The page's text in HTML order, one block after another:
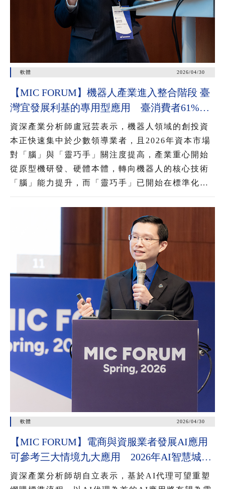
軟體 2026/04/30
【MIC FORUM】機器人產業進入整合階段 臺
灣宜發展利基的專用型應用 臺消費者61%看
好AI眼鏡潛力 54%對無顯示AI眼鏡有興趣
資深產業分析師盧冠芸表示，機器人領域的創投資
本正快速集中於少數領導業者，且2026年資本市場
對「腦」與「靈巧手」關注度提高，產業重心開始
從原型機研發、硬體本體，轉向機器人的核心技術
「腦」能力提升，而「靈巧手」已開始在標準化工
軟體 2026/04/30
【MIC FORUM】電商與資服業者發展AI應用
可參考三大情境九大應用 2026年AI智慧城市
公共服務應用有三大趨勢
資深產業分析師胡自立表示，基於AI代理可望重塑